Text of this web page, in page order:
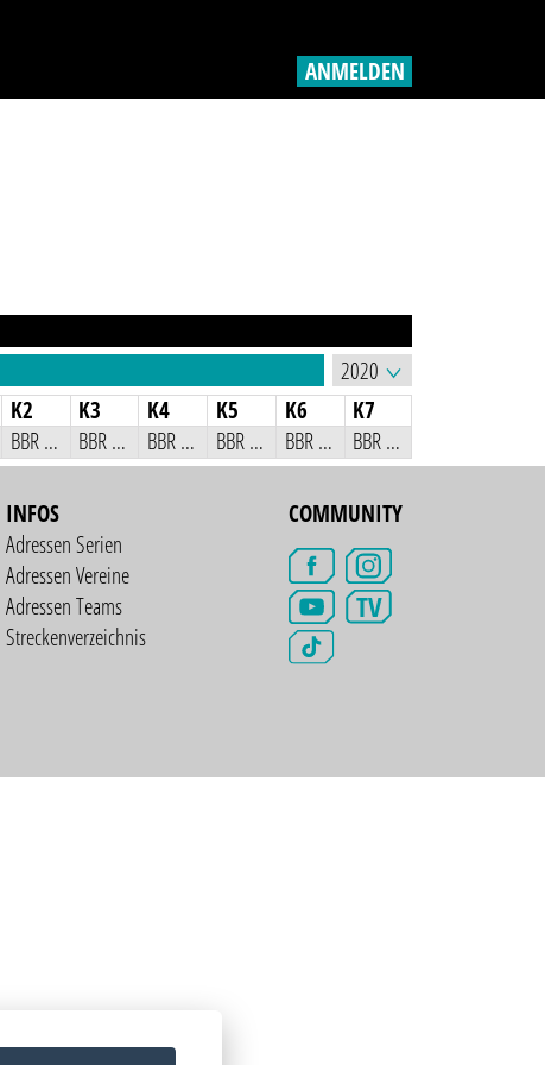
ANMELDEN
K2 K3 K4 K5 K6
K7
BBR Jugend-Kartslalom BBR Jugend-Kartslalom BBR Jugend-Kartslalom BBR Jugend-Kartslalom BBR Jugend-Kartslalom BBR Jugend-Kartslalom
INFOS
Adressen Serien
Adressen Vereine
Adressen Teams
Streckenverzeichnis
COMMUNITY
TV